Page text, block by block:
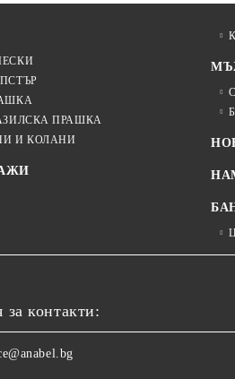
ПРАШКА
И КОЛАНИ
контакти: